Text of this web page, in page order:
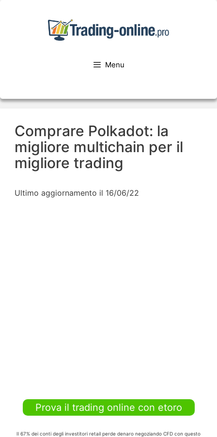
Menu
Comprare Polkadot: la
migliore multichain per il
migliore trading
Ultimo aggiornamento il 16/06/22
Prova il trading online con etoro
Il 67% dei conti degli investitori retail perde denaro negoziando CFD con questo